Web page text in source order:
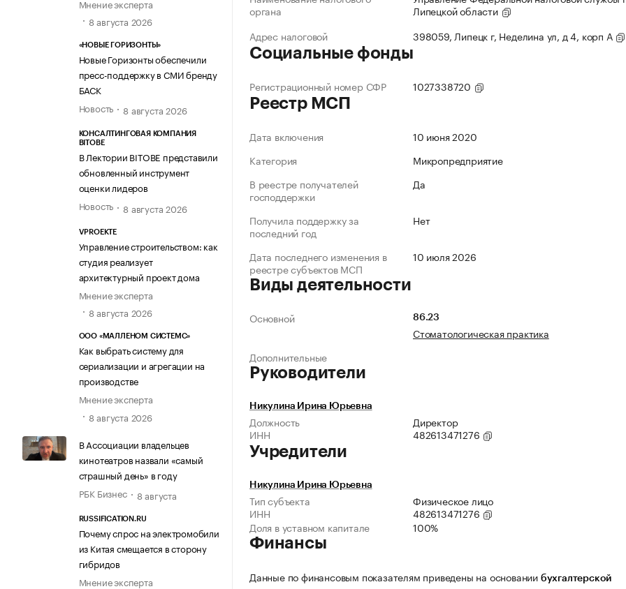
Мнение эксперта
8 августа 2026
«НОВЫЕ ГОРИЗОНТЫ»
Новые Горизонты обеспечили
пресс-поддержку в СМИ бренду
БАСК
Новость
8 августа 2026
КОНСАЛТИНГОВАЯ КОМПАНИЯ
BITOBE
В Лектории BITOBE представили
обновленный инструмент
оценки лидеров
Новость
8 августа 2026
VPROEKTE
Управление строительством: как
студия реализует
архитектурный проект дома
Мнение эксперта
8 августа 2026
ООО «МАЛЛЕНОМ СИСТЕМС»
Как выбрать систему для
сериализации и агрегации на
производстве
Мнение эксперта
8 августа 2026
В Ассоциации владельцев
кинотеатров назвали «самый
страшный день» в году
РБК Бизнес
8 августа
RUSSIFICATION.RU
Почему спрос на электромобили
из Китая смещается в сторону
гибридов
Мнение эксперта
органа
Липецкой области
Адрес налоговой
398059, Липецк г, Неделина ул, д 4, корп А
Социальные фонды
Регистрационный номер СФР 1027338720
Реестр МСП
Дата включения
10 июня 2020
Категория
Микропредприятие
В реестре получателей
господдержки
Да
Получила поддержку за
последний год
Нет
Дата последнего изменения в
реестре субъектов МСП
10 июля 2026
Виды деятельности
Основной 86.23
Стоматологическая практика
Дополнительные
Руководители
Никулина Ирина Юрьевна
Должность
Директор
ИНН
482613471276
Учредители
Никулина Ирина Юрьевна
Тип субъекта
Физическое лицо
ИНН
482613471276
Доля в уставном капитале
100%
Финансы
Данные по финансовым показателям приведены на основании бухгалтерской